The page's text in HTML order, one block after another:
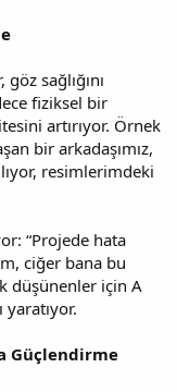
sağlığını
fiziksel bir
artırıyor. Örnek
bir arkadaşımız,
resimlerimdeki
“Projede hata
ciğer bana bu
düşünenler için A
Güçlendirme